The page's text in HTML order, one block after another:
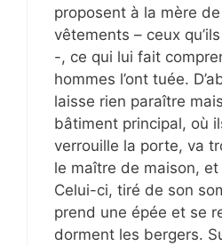
proposent à la mère
vêtements – ceux
-, ce qui lui fait
hommes l’ont tuée.
laisse rien paraître
bâtiment principal, où
verrouille la porte, va
le maître de maison,
Celui-ci, tiré de son
prend une épée et se
dorment les bergers.